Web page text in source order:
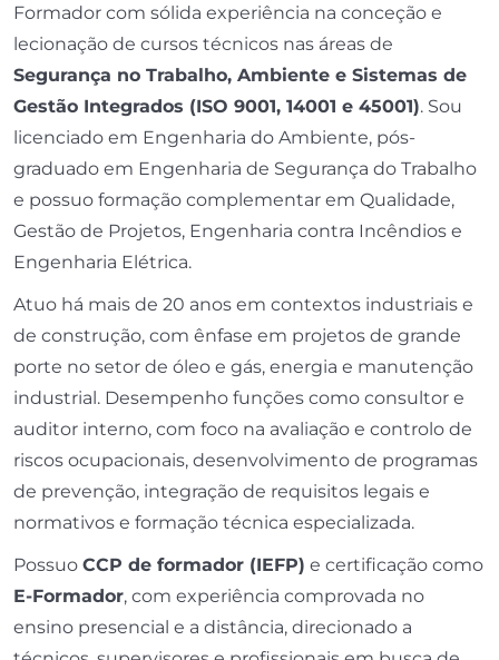
Formador com sólida experiência na conceção e
lecionação de cursos técnicos nas áreas de
Segurança no Trabalho, Ambiente e Sistemas de
Gestão Integrados (ISO 9001, 14001 e 45001). Sou
licenciado em Engenharia do Ambiente, pós-
graduado em Engenharia de Segurança do Trabalho
e possuo formação complementar em Qualidade,
Gestão de Projetos, Engenharia contra Incêndios e
Engenharia Elétrica.
Atuo há mais de 20 anos em contextos industriais e
de construção, com ênfase em projetos de grande
porte no setor de óleo e gás, energia e manutenção
industrial. Desempenho funções como consultor e
auditor interno, com foco na avaliação e controlo de
riscos ocupacionais, desenvolvimento de programas
de prevenção, integração de requisitos legais e
normativos e formação técnica especializada.
Possuo CCP de formador (IEFP) e certificação como
E-Formador, com experiência comprovada no
ensino presencial e a distância, direcionado a